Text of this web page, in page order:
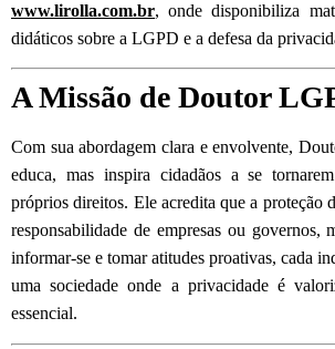
www.lirolla.com.br, onde disponibiliza
didáticos sobre a LGPD e a defesa da
A Missão de Doutor
Com sua abordagem clara e envolvente,
educa, mas inspira cidadãos a se
próprios direitos. Ele acredita que a proteção
responsabilidade de empresas ou governos,
informar-se e tomar atitudes proativas, cada
uma sociedade onde a privacidade é
essencial.